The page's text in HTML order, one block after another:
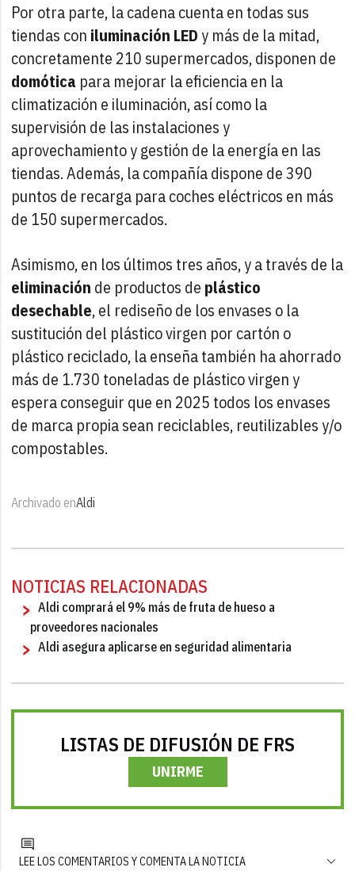
Por otra parte, la cadena cuenta en todas sus
tiendas con iluminación LEDy más de la mitad,
concretamente 210 supermercados, disponen de
domótica para mejorar la eficiencia en la
climatización e iluminación, así como la
supervisión de las instalaciones y
aprovechamiento y gestión de la energía en las
tiendas. Además, la compañía dispone de 390
puntos de recarga para coches eléctricos en más
de 150 supermercados.
Asimismo, en los últimos tres años, y a través de la
eliminación de productos de plástico
desechable, el rediseño de los envases o la
sustitución del plástico virgen por cartón o
plástico reciclado, la enseña también ha ahorrado
más de 1.730 toneladas de plástico virgen y
espera conseguir que en 2025 todos los envases
de marca propia sean reciclables, reutilizables y/o
compostables.
Archivado enAldi
NOTICIAS RELACIONADAS
Aldi comprará el 9% más de fruta de hueso a
proveedores nacionales
Aldi asegura aplicarse en seguridad alimentaria
LISTAS DE DIFUSIÓN DE FRS
UNIRME
LEE LOS COMENTARIOS Y COMENTA LA NOTICIA